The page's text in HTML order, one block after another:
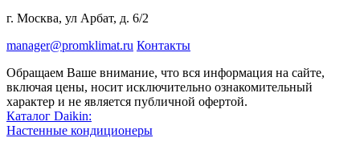
г. Москва, ул Арбат, д. 6/2
manager@promklimat.ru Контакты
Обращаем Ваше внимание, что вся информация на сайте,
включая цены, носит исключительно ознакомительный
характер и не является публичной офертой.
Каталог Daikin:
Настенные кондиционеры